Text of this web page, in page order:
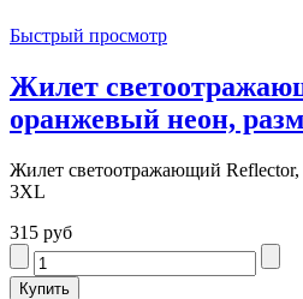
Быстрый просмотр
Жилет
оранжевый неон,
Жилет светоотражающий
3XL
315 руб